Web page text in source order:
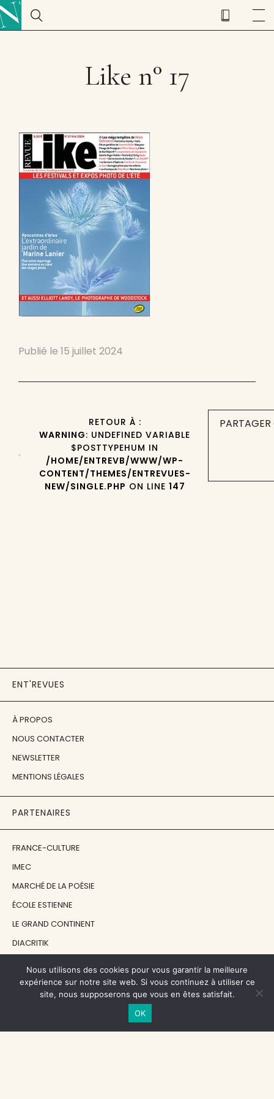
Like n° 17
Publié le 15 juillet 2024
RETOUR À :
WARNING: UNDEFINED VARIABLE
$POSTTYPEHUM IN
/HOME/ENTREVB/WWW/WP-
CONTENT/THEMES/ENTREVUES-
NEW/SINGLE.PHP ON LINE 147
ENT'REVUES
À PROPOS
NOUS CONTACTER
NEWSLETTER
MENTIONS LÉGALES
PARTENAIRES
FRANCE-CULTURE
IMEC
MARCHÉ DE LA POÉSIE
ÉCOLE ESTIENNE
LE GRAND CONTINENT
DIACRITIK
NOS SOUTIENS
CENTRE NATIONAL DU LIVRE
Nous utilisons des cookies pour vous garantir la meilleure
expérience sur notre site web. Si vous continuez à utiliser ce
site, nous supposerons que vous en êtes satisfait.
OK